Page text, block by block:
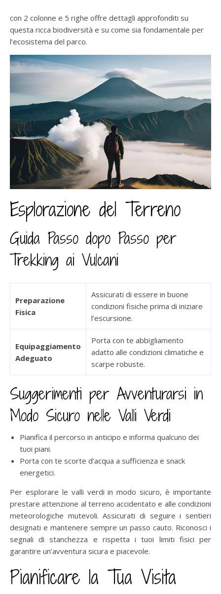
con 2 colonne e 5 righe offre dettagli approfonditi su
questa ricca biodiversità e su come sia fondamentale per
l’ecosistema del parco.
Esplorazione del Terreno
Guida Passo dopo Passo per
Trekking ai Vulcani
Preparazione
Fisica
Assicurati di essere in buone
condizioni fisiche prima di iniziare
l’escursione.
Equipaggiamento
Adeguato
Porta con te abbigliamento
adatto alle condizioni climatiche e
scarpe robuste.
Suggerimenti per Avventurarsi in
Modo Sicuro nelle Valli Verdi
Pianifica il percorso in anticipo e informa qualcuno dei
tuoi piani.
Porta con te scorte d’acqua a sufficienza e snack
energetici.
Per esplorare le valli verdi in modo sicuro, è importante
prestare attenzione al terreno accidentato e alle condizioni
meteorologiche mutevoli. Assicurati di seguire i sentieri
designati e mantenere sempre un passo cauto. Riconosci i
segnali di stanchezza e rispetta i tuoi limiti fisici per
garantire un’avventura sicura e piacevole.
Pianificare la Tua Visita